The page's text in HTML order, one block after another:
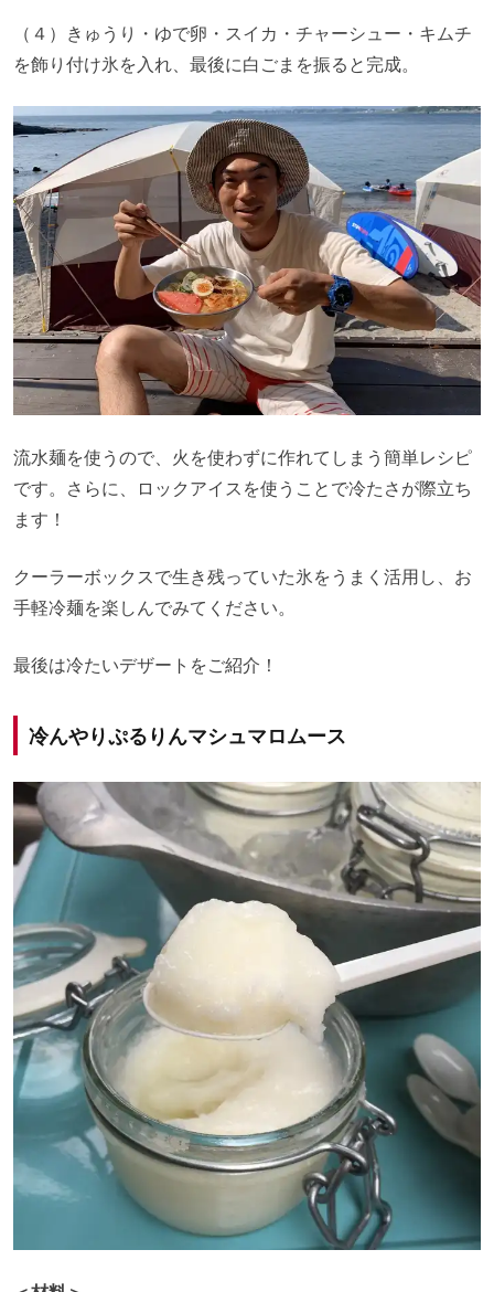
（４）きゅうり・ゆで卵・スイカ・チャーシュー・キムチ
を飾り付け氷を入れ、最後に白ごまを振ると完成。
流水麺を使うので、火を使わずに作れてしまう簡単レシピ
です。さらに、ロックアイスを使うことで冷たさが際立ち
ます！
クーラーボックスで生き残っていた氷をうまく活用し、お
手軽冷麺を楽しんでみてください。
最後は冷たいデザートをご紹介！
冷んやりぷるりんマシュマロムース